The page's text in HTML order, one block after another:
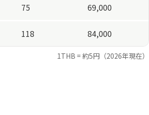
75 69,000
118 84,000
1THB = 約5円（2026年現在）